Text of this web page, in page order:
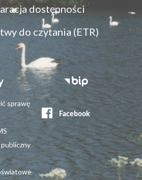
dostępności
do czytania (ETR)
sprawę
Stopka
serwisy
zewnętrzne